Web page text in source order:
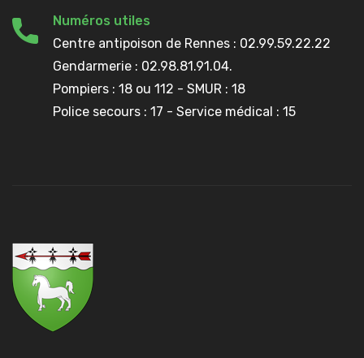
Numéros utiles
Centre antipoison de Rennes : 02.99.59.22.22
Gendarmerie : 02.98.81.91.04.
Pompiers : 18 ou 112 - SMUR : 18
Police secours : 17 - Service médical : 15